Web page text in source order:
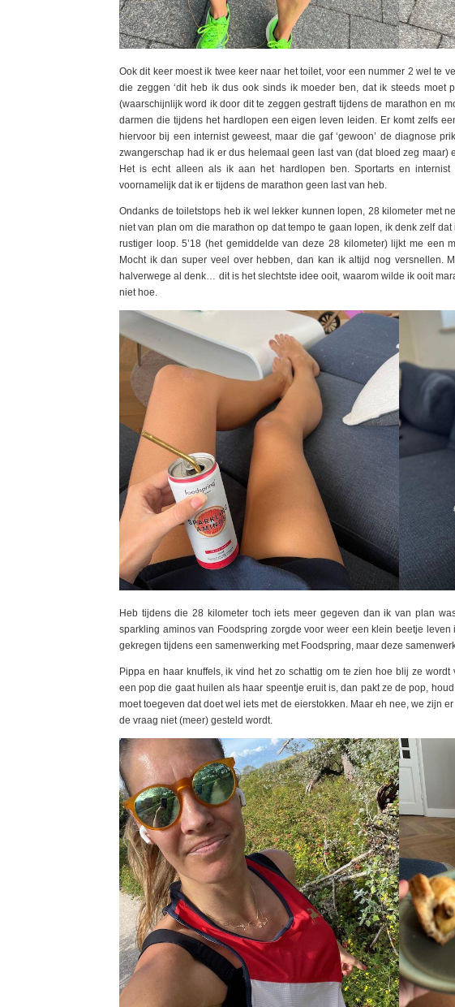
Ook dit keer moest ik twee keer naar het toilet, voor een nummer 2 wel te
die zeggen ‘dit heb ik dus ook sinds ik moeder ben, dat ik steeds moet
(waarschijnlijk word ik door dit te zeggen gestraft tijdens de marathon en
darmen die tijdens het hardlopen een eigen leven leiden. Er komt zelfs
hiervoor bij een internist geweest, maar die gaf ‘gewoon’ de diagnose
zwangerschap had ik er dus helemaal geen last van (dat bloed zeg
Het is echt alleen als ik aan het hardlopen ben. Sportarts en
voornamelijk dat ik er tijdens de marathon geen last van heb.
Ondanks de toiletstops heb ik wel lekker kunnen lopen, 28 kilometer met
niet van plan om die marathon op dat tempo te gaan lopen, ik denk zelf
rustiger loop. 5’18 (het gemiddelde van deze 28 kilometer) lijkt me een
Mocht ik dan super veel over hebben, dan kan ik altijd nog versnellen.
halverwege al denk… dit is het slechtste idee ooit, waarom wilde ik ooit
niet hoe.
Heb tijdens die 28 kilometer toch iets meer gegeven dan ik van plan
sparkling aminos van Foodspring zorgde voor weer een klein beetje
gekregen tijdens een samenwerking met Foodspring, maar deze
Pippa en haar knuffels, ik vind het zo schattig om te zien hoe blij ze
een pop die gaat huilen als haar speentje eruit is, dan pakt ze de pop,
moet toegeven dat doet wel iets met de eierstokken. Maar eh nee, we zijn
de vraag niet (meer) gesteld wordt.